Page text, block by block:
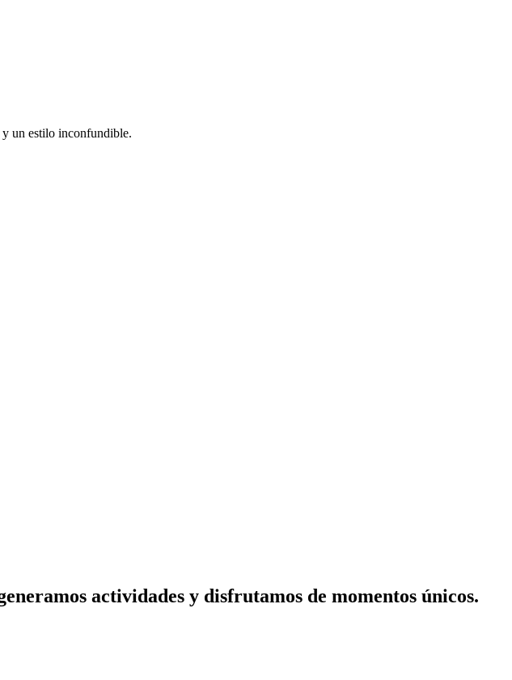
y un estilo inconfundible.
actividades y disfrutamos de momentos únicos.